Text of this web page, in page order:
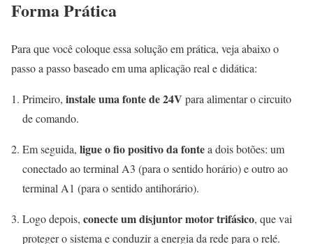
Forma Prática
Para que você coloque essa solução em prática, veja abaixo o
passo a passo baseado em uma aplicação real e didática:
Primeiro, instale uma fonte de 24V para alimentar o circuito
de comando.
Em seguida, ligue o fio positivo da fontea dois botões: um
conectado ao terminal A3 (para o sentido horário) e outro ao
terminal A1 (para o sentido antihorário).
Logo depois, conecte um disjuntor motor trifásico, que vai
proteger o sistema e conduzir a energia da rede para o relé.